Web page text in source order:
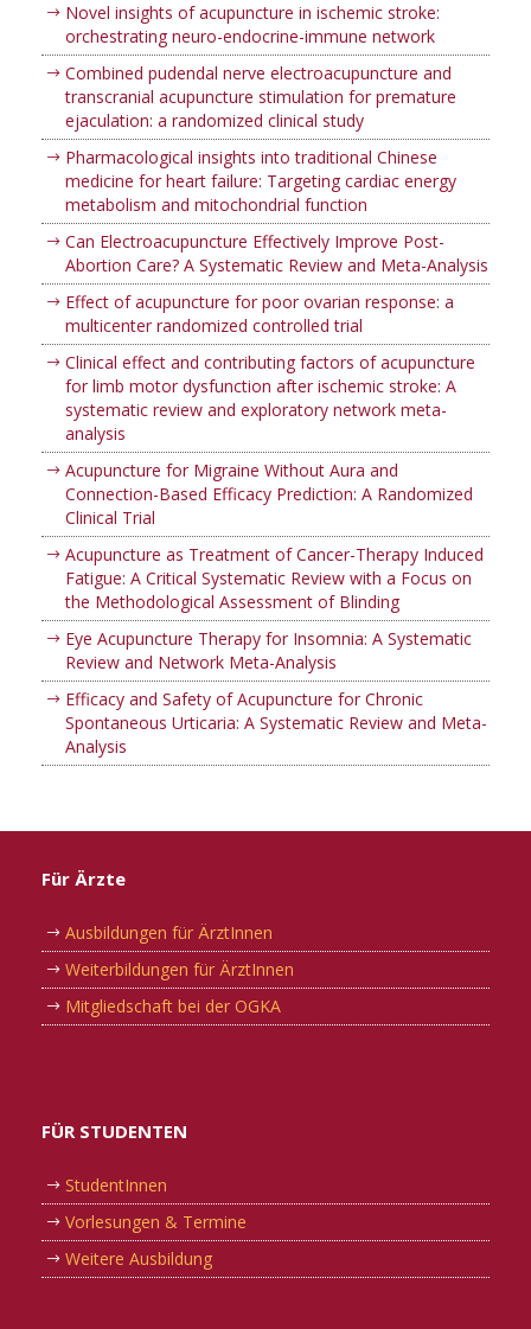
Novel insights of acupuncture in ischemic stroke:
orchestrating neuro-endocrine-immune network
Combined pudendal nerve electroacupuncture and
transcranial acupuncture stimulation for premature
ejaculation: a randomized clinical study
Pharmacological insights into traditional Chinese
medicine for heart failure: Targeting cardiac energy
metabolism and mitochondrial function
Can Electroacupuncture Effectively Improve Post-
Abortion Care? A Systematic Review and Meta-Analysis
Effect of acupuncture for poor ovarian response: a
multicenter randomized controlled trial
Clinical effect and contributing factors of acupuncture
for limb motor dysfunction after ischemic stroke: A
systematic review and exploratory network meta-
analysis
Acupuncture for Migraine Without Aura and
Connection-Based Efficacy Prediction: A Randomized
Clinical Trial
Acupuncture as Treatment of Cancer-Therapy Induced
Fatigue: A Critical Systematic Review with a Focus on
the Methodological Assessment of Blinding
Eye Acupuncture Therapy for Insomnia: A Systematic
Review and Network Meta-Analysis
Efficacy and Safety of Acupuncture for Chronic
Spontaneous Urticaria: A Systematic Review and Meta-
Analysis
Für Ärzte
Ausbildungen für ÄrztInnen
Weiterbildungen für ÄrztInnen
Mitgliedschaft bei der OGKA
FÜR STUDENTEN
StudentInnen
Vorlesungen & Termine
Weitere Ausbildung